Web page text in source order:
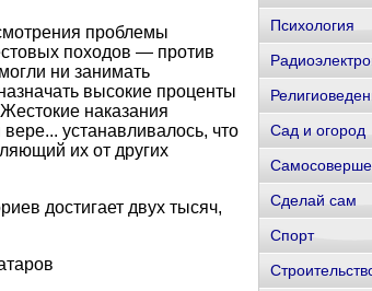
проблемы
походов — против
ни занимать
высокие проценты
наказания
устанавливалось, что
их от других
достигает двух тысяч,
Психология
Сад и огород
Сделай сам
Спорт